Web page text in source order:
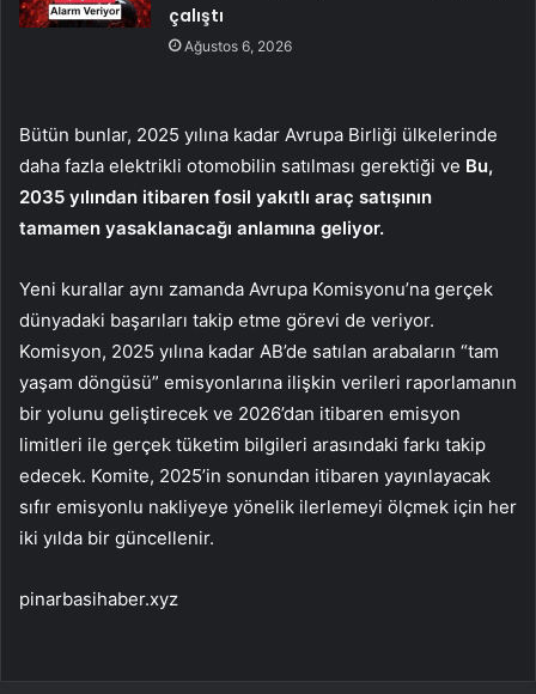
çalıştı
Ağustos 6, 2026
Bütün bunlar, 2025 yılına kadar Avrupa Birliği ülkelerinde
daha fazla elektrikli otomobilin satılması gerektiği ve Bu,
2035 yılından itibaren fosil yakıtlı araç satışının
tamamen yasaklanacağı anlamına geliyor.
Yeni kurallar aynı zamanda Avrupa Komisyonu’na gerçek
dünyadaki başarıları takip etme görevi de veriyor.
Komisyon, 2025 yılına kadar AB’de satılan arabaların “tam
yaşam döngüsü” emisyonlarına ilişkin verileri raporlamanın
bir yolunu geliştirecek ve 2026’dan itibaren emisyon
limitleri ile gerçek tüketim bilgileri arasındaki farkı takip
edecek. Komite, 2025’in sonundan itibaren yayınlayacak
sıfır emisyonlu nakliyeye yönelik ilerlemeyi ölçmek için her
iki yılda bir güncellenir.
pinarbasihaber.xyz